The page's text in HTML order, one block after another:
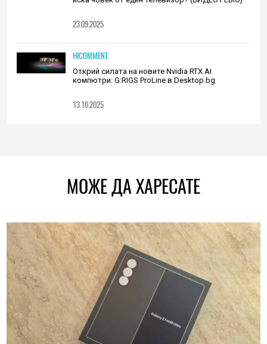
23.09.2025
HICOMMENT
Открий силата на новите Nvidia RTX AI
компютри: G:RIGS ProLine в Desktop.bg
13.10.2025
МОЖЕ ДА ХАРЕСАТЕ